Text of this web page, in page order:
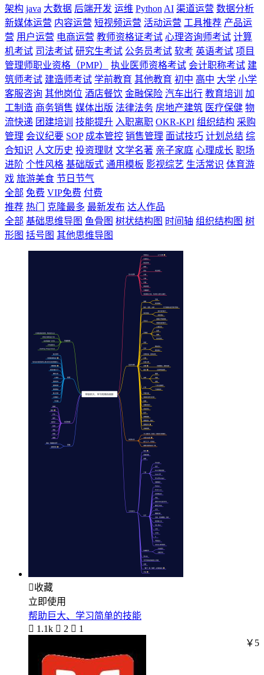
架构 java 大数据 后端开发 运维 Python AI 渠道运营 数据分析
新媒体运营 内容运营 短视频运营 活动运营 工具推荐 产品运
营 用户运营 电商运营 教师资格证考试 心理咨询师考试 计算
机考试 司法考试 研究生考试 公务员考试 软考 英语考试 项目
管理师职业资格（PMP）
执业医师资格考试 会计职称考试 建
筑师考试 建造师考试 学前教育 其他教育 初中 高中 大学 小学
客服咨询 其他岗位 酒店餐饮 金融保险 汽车出行 教育培训
加
工制造 商务销售 媒体出版 法律法务 房地产建筑 医疗保健 物
流快递 团建培训 技能提升 入职离职 OKR-KPI 组织结构 采购
管理 会议纪要 SOP 成本管控 销售管理 面试技巧 计划总结 综
合知识 人文历史 投资理财 文学名著 亲子家庭 心理成长 职场
进阶 个性风格 基础版式 通用模板 影视综艺 生活常识 体育游
戏 旅游美食 节日节气
全部 免费 VIP免费 付费
推荐 热门 克隆最多 最新发布 达人作品
全部 基础思维导图 鱼骨图 树状结构图 时间轴 组织结构图 树
形图 括号图 其他思维导图
收藏
立即使用
帮助巨大、学习简单的技能
 1.1k  2  1
￥5